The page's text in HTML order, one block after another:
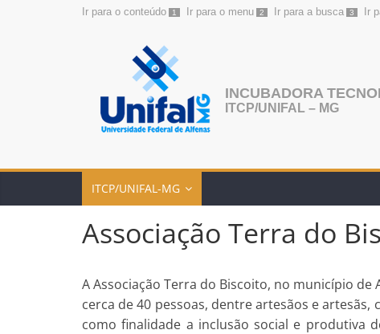
Ir para o conteúdo 1 Ir para o menu 2 Ir para a busca 3 Ir
INCUBADORA
ITCP/UNIFAL – MG
ITCP/UNIFAL-MG
Associação Terra do
A Associação Terra do Biscoito, no município de
cerca de 40 pessoas, dentreartesãos e artesãs,
como finalidade a inclusão social e produtiva